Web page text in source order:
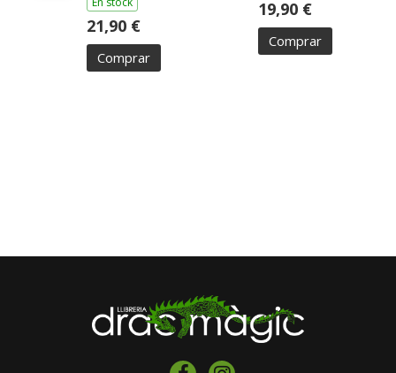
21,90 €
Comprar
19,90 €
Comprar